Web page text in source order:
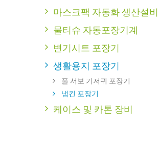
마스크팩 자동화 생산설비
물티슈 자동포장기계
변기시트 포장기
생활용지 포장기
풀 서보 기저귀 포장기
냅킨 포장기
케이스 및 카톤 장비